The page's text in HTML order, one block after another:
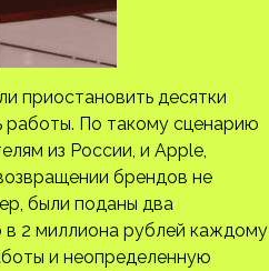
приостановить десятки
работы. По такому сценарию
из России, и Apple,
брендов не
были поданы два
в 2 миллиона рублей каждому
и неопределенную